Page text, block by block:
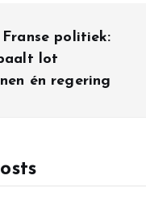
politiek:
lot
én regering